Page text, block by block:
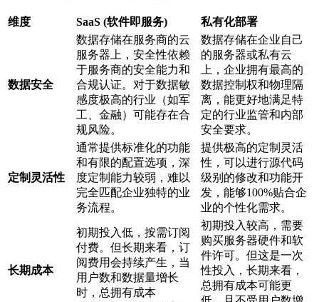
维度 SaaS (软件即服务) 私有化部署
数据安全
数据存储在服务商的云
服务器上，安全性依赖
于服务商的安全能力和
合规认证。对于数据敏
感度极高的行业（如军
工、金融）可能存在合
规风险。
数据存储在企业自己
的服务器或私有云
上，企业拥有最高的
数据控制权和物理隔
离，能更好地满足特
定的行业监管和内部
安全要求。
定制灵活性
通常提供标准化的功能
和有限的配置选项，深
度定制能力较弱，难以
完全匹配企业独特的业
务流程。
提供极高的定制灵活
性，可以进行源代码
级别的修改和功能开
发，能够100%贴合企
业的个性化需求。
长期成本
初期投入低，按需订阅
付费。但长期来看，订
阅费用会持续产生，当
用户数和数据量增长
时，总拥有成本
初期投入较高，需要
购买服务器硬件和软
件许可。但这是一次
性投入，长期来看，
总拥有成本可能更